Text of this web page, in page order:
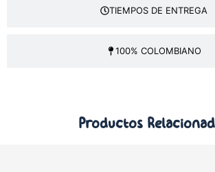
TIEMPOS DE ENTREGA
100% COLOMBIANO
Productos